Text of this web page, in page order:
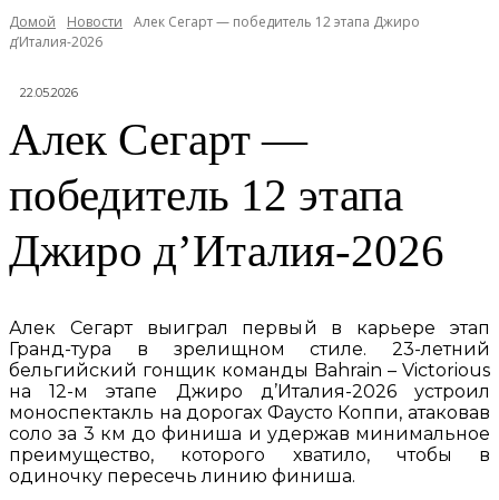
Домой Новости
Алек Сегарт — победитель 12 этапа Джиро
д’Италия-2026
22.05.2026
Алек Сегарт —
победитель 12 этапа
Джиро д’Италия-2026
Алек Сегарт выиграл первый в карьере этап
Гранд-тура в зрелищном стиле. 23-летний
бельгийский гонщик команды Bahrain – Victorious
на 12-м этапе Джиро д’Италия-2026 устроил
моноспектакль на дорогах Фаусто Коппи, атаковав
соло за 3 км до финиша и удержав минимальное
преимущество, которого хватило, чтобы в
одиночку пересечь линию финиша.